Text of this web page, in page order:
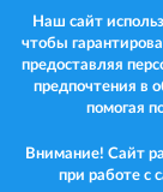
Наш сайт
чтобы
предоставляя
предпочтения в
помогая
Внимание! Сайт
при работе с